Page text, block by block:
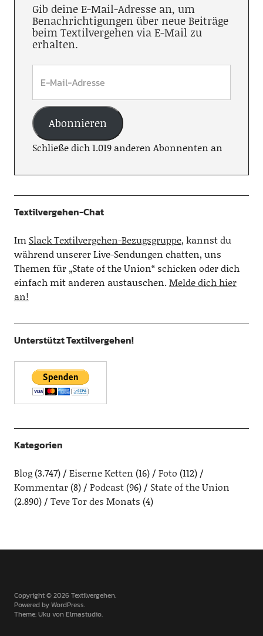
Gib deine E-Mail-Adresse an, um
Benachrichtigungen über neue Beiträge
beim Textilvergehen via E-Mail zu
erhalten.
Abonnieren
Schließe dich 1.019 anderen Abonnenten an
Textilvergehen-Chat
Im Slack Textilvergehen-Bezugsgruppe, kannst du
während unserer Live-Sendungen chatten, uns
Themen für „State of the Union“ schicken oder dich
einfach mit anderen austauschen.Melde dich hier
an!
Unterstützt Textilvergehen!
Kategorien
Blog(3.747) Eiserne Ketten (16) Foto (112)
Kommentar(8) Podcast(96)
State of the Union
(2.890)
Teve Tor des Monats (4)
Copyright © 2026 Textilvergehen
Powered byWordPress
Theme: Uku vonElmastudio